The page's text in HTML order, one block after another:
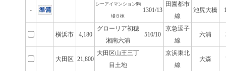
-
シーアイマンション駒
場Ｂ棟
1301/13
田園都市
線
池尻大橋
横浜市 4,180
グローリア初穂
湘南六浦
510/10
京急逗子
線
六浦
大田区 21,800
大田区山王三丁
目土地
京浜東北
線
大森